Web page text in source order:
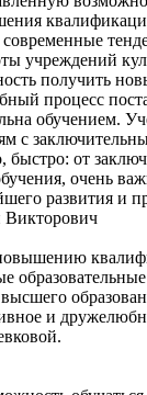
учреждений
получить
процесс
обучением.
с
быстро: от
очень
развития и
Викторович
и